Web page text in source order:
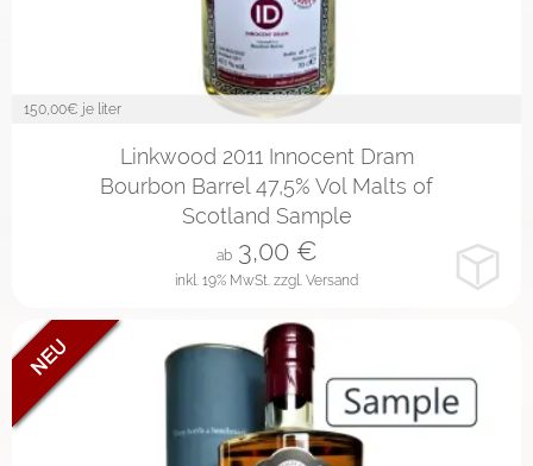
150,00€ je liter
Linkwood 2011 Innocent Dram
Bourbon Barrel 47,5% Vol Malts of
Scotland Sample
inkl. 19% MwSt. zzgl. Versand
ab 3,00€